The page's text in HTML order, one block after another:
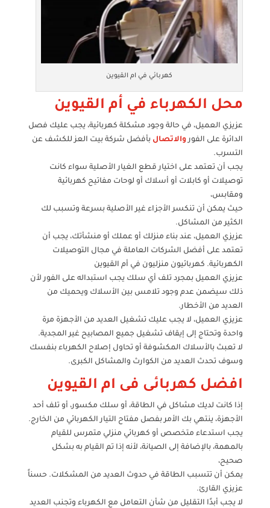
كهربائي في ام القيوين
محل الكهرباء في أم القيوين
عزيزي العميل، في حالة وجود مشكلة كهربائية، يجب عليك فصل
الدائرة على الفوروالاتصال بأفضل شركة بيت العز للكشف عن
التسرب.
يجب أن تعتمد على اختيار قطع الغيار الأصلية سواء كانت
توصيلات أو كابلات أو أسلاك أو لوحات مفاتيح كهربائية
ومقابس،
حيث يمكن أن تنكسر الأجزاء غير الأصلية بسرعة وتسبب لك
الكثير من المشاكل.
عزيزي العميل، عند بناء منزلك أو عملك أو منشأتك، يجب أن
تعتمد على أفضل الشركات العاملة في مجال التوصيلات
الكهربائية. كهربائيون منزليون في أم القيوين
عزيزي العميل بمجرد تلف أي سلك يجب استبداله على الفور لأن
ذلك سيضمن عدم وجود تلامس بين الأسلاك ويحميك من
العديد من الأخطار.
عزيزي العميل، لا يجب عليك تشغيل العديد من الأجهزة مرة
واحدة وتحتاج إلى إيقاف تشغيل جميع المصابيح غير المجدية.
لا تعبث بالأسلاك المكشوفة أو تحاول إصلاح الكهرباء بنفسك
وسوف تحدث العديد من الكوارث والمشاكل الكبرى.
افضل كهربائى فى ام القيوين
إذا كانت لديك مشاكل في الطاقة، أو سلك مكسور، أو تلف أحد
الأجهزة، ينتهي بك الأمر بفصل مفتاح التيار الكهربائي من الخارج.
يجب استدعاء متخصص أو كهربائي منزلي متمرس للقيام
بالمهمة، بالإضافة إلى الصيانة، لأنه إذا تم القيام به بشكل
صحيح،
يمكن أن تتسبب الطاقة في حدوث العديد من المشكلات. حسناً
عزيزي القارئ.
لا يجب أبدًا التقليل من شأن التعامل مع الكهرباء وتجنب العديد